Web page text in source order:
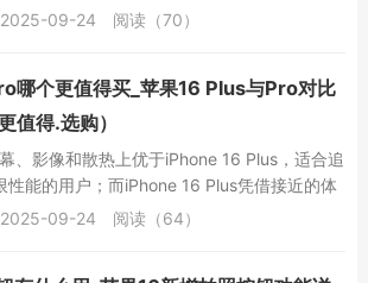
2025-09-24 阅读（70）
哪个更值得买_苹果16 Plus与Pro对比
值得.选购）
、影像和散热上优于iPhone 16 Plus，适合追
性能的用户；而iPhone 16 Plus凭借接近的体
2025-09-24 阅读（64）